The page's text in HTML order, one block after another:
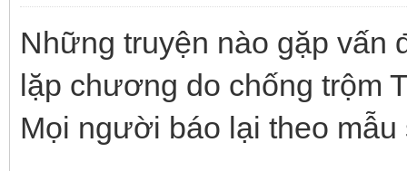
Những truyện nào gặp vấn
lặp chương do chống trộm
Mọi người báo lại theo